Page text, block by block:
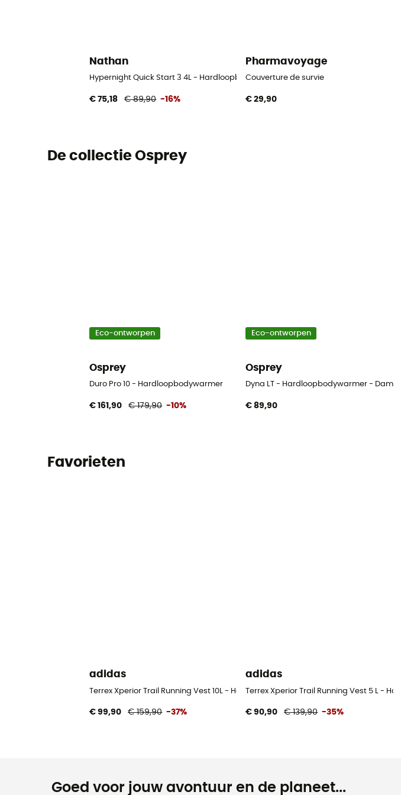
Nathan
Hypernight Quick Start 3 4L - Hardloopbodywarmer
€ 75,18 € 89,90 -16%
Pharmavoyage
Couverture de survie
€ 29,90
De collectie Osprey
Eco-ontworpen
Osprey
Duro Pro 10 - Hardloopbodywarmer
€ 161,90 € 179,90 -10%
Eco-ontworpen
Osprey
Dyna LT - Hardloopbodywarmer - Dames
€ 89,90
Favorieten
adidas
Terrex Xperior Trail Running Vest 10L - Hardloopbodywarmer
€ 99,90 € 159,90 -37%
adidas
Terrex Xperior Trail Running Vest 5 L -
€ 90,90 € 139,90 -35%
Goed voor jouw avontuur en de planeet...